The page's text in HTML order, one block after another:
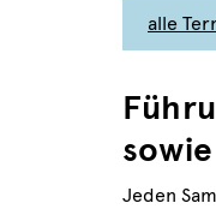
alle
Jeden